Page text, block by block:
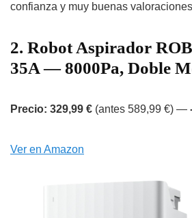
confianza y muy buenas
2. Robot Aspirador
35A — 8000Pa, Doble
Precio: 329,99 € (antes 589,99 €) —
Ver en Amazon